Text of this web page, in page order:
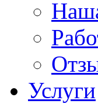
Услуги